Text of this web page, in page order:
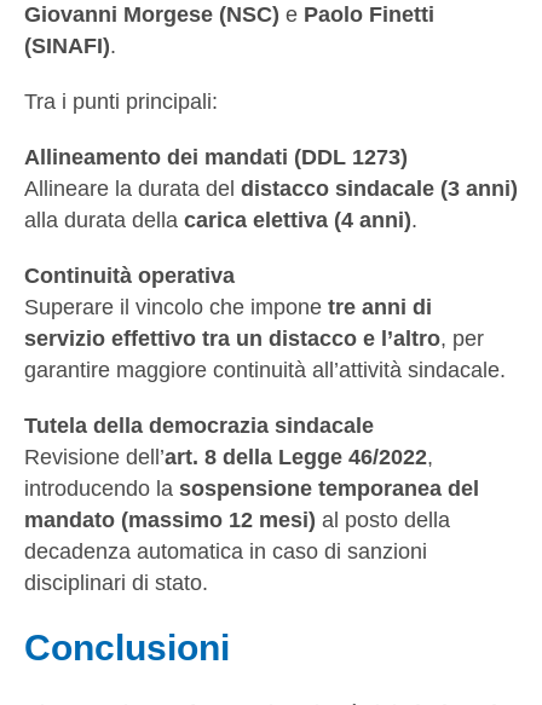
Giovanni Morgese (NSC) e Paolo Finetti
(SINAFI).
Tra i punti principali:
Allineamento dei mandati (DDL 1273)
Allineare la durata del distacco sindacale (3 anni)
alla durata della carica elettiva (4 anni).
Continuità operativa
Superare il vincolo che impone tre anni di
servizio effettivo tra un distacco e l’altro, per
garantire maggiore continuità all’attività sindacale.
Tutela della democrazia sindacale
Revisione dell’art. 8 della Legge 46/2022,
introducendo la sospensione temporanea del
mandato (massimo 12 mesi) al posto della
decadenza automatica in caso di sanzioni
disciplinari di stato.
Conclusioni